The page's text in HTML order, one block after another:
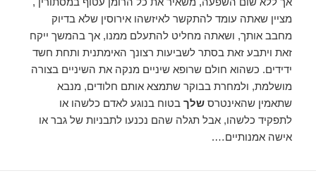
מציין שאתה עומד להתקשר לאיזשהו אירוסין שלא בדיוק
מחבב אותך, ושאתה מחליט להתעלם ממנו, אך בהמשך ייקח
זאת ויתבע זאת בסתר לשביעות רצונך האימתנית ותחת חשד
ידידים. כשהוא חולם שרופא שיניים מנקה את השיניים בצורה
מושלמת, ולמחרת בבוקר שתמצא אותם חלודים, מנבא
שתאמין שהאינטרסשלך בטוח בנוגע לאדם כלשהו או
לתפקיד כלשהו, ​​אבל תגלה שהם נכנעו לתבניות של גבר או
אישה אמנותיים….